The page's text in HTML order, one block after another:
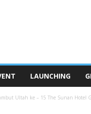
LAUNCHING
Ultah ke – 15 The Sunan Hotel